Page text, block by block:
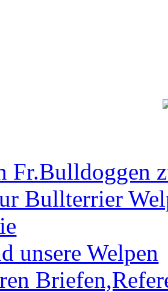
Fr.Bulldoggen
Bullterrier
unsere Welpen